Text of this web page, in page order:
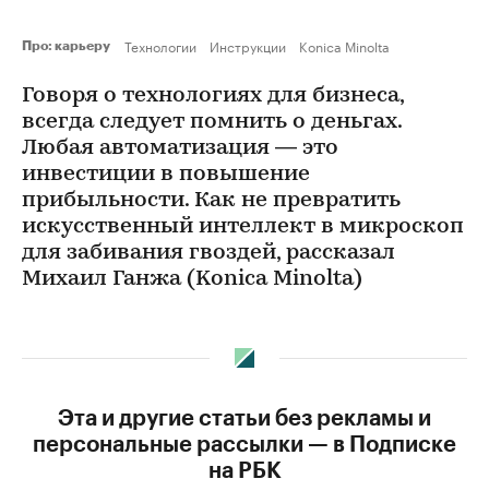
Про: карьеру Технологии Инструкции Konica Minolta
Говоря о технологиях для бизнеса,
всегда следует помнить о деньгах.
Любая автоматизация — это
инвестиции в повышение
прибыльности. Как не превратить
искусственный интеллект в микроскоп
для забивания гвоздей, рассказал
Михаил Ганжа (Konica Minolta)
Эта и другие статьи без рекламы и
персональные рассылки — в Подписке
на РБК